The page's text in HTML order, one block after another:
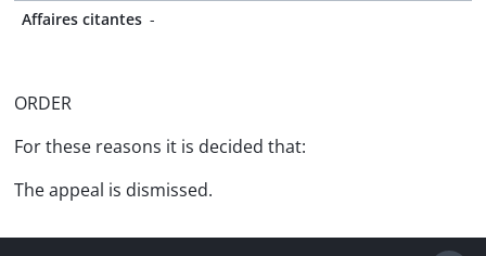
Affaires citantes -
ORDER
For these reasons it is decided that:
The appeal is dismissed.